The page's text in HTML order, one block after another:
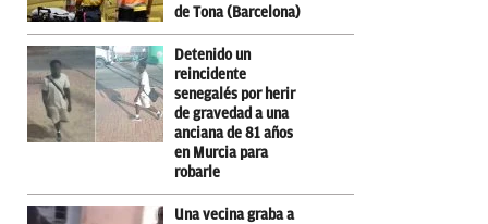
de Tona (Barcelona)
Detenido un
reincidente
senegalés por herir
de gravedad a una
anciana de 81 años
en Murcia para
robarle
Una vecina graba a